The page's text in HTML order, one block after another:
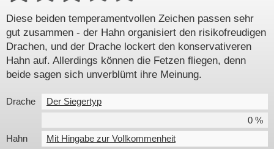
Diese beiden temperamentvollen Zeichen passen sehr
gut zusammen - der Hahn organisiert den risikofreudigen
Drachen, und der Drache lockert den konservativeren
Hahn auf. Allerdings können die Fetzen fliegen, denn
beide sagen sich unverblümt ihre Meinung.
Drache
Der Siegertyp
0 %
Hahn
Mit Hingabe zur Vollkommenheit